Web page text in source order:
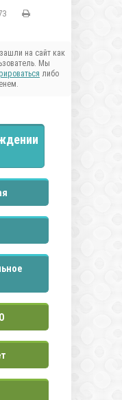
на сайт как
Мы
либо